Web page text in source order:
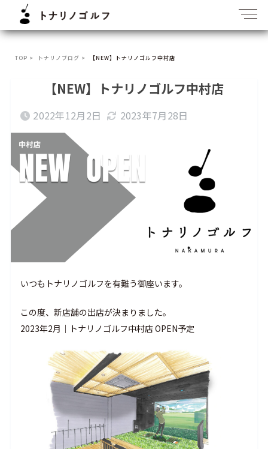
TOP > トナリノブログ > 【NEW】トナリノゴルフ中村店
【NEW】トナリノゴルフ中村店
2022年12月2日 2023年7月28日
いつもトナリノゴルフを有難う御座います。
この度、新店舗の出店が決まりました。
2023年2月｜トナリノゴルフ中村店 OPEN予定